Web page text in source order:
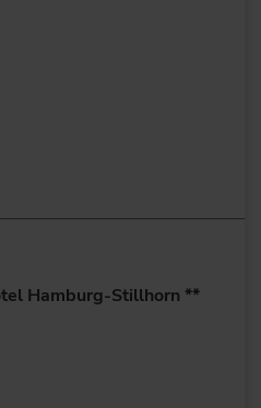
Hamburg-Stillhorn **